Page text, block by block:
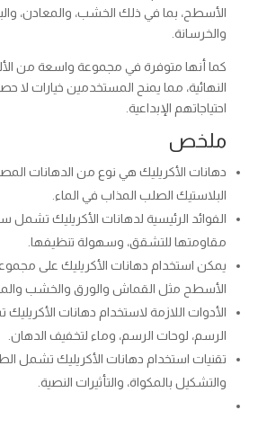
الأسطح، بما في ذلك الخشب، والمعادن،
والخرسانة.
كما أنها متوفرة في مجموعة واسعة من
النهائية، مما يمنح المستخدمين خيارات لا
احتياجاتهم الإبداعية.
ملخص
دهانات الأكريليك هي نوع من الدهانات
البلاستيك الصلب المذاب في الماء.
الفوائد الرئيسية لدهانات الأكريليك تشمل
مقاومتها للتشقق، وسهولة تنظيفها.
يمكن استخدام دهانات الأكريليك على
الأسطح مثل القماش والورق والخشب
الأدوات اللازمة لاستخدام دهانات
الرسم، لوحات الرسم، وماء لتخفيف الدهان.
تقنيات استخدام دهانات الأكريليك تشمل
والتشكيل بالمكواة، والتأثيرات النصية.